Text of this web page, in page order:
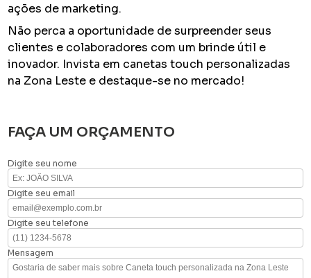
ações de marketing.
Não perca a oportunidade de surpreender seus
clientes e colaboradores com um brinde útil e
inovador. Invista em canetas touch personalizadas
na Zona Leste e destaque-se no mercado!
FAÇA UM ORÇAMENTO
Digite seu nome
Digite seu email
Digite seu telefone
Mensagem